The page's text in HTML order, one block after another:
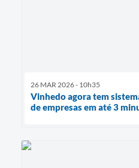
26 MAR 2026 - 10h35
Vinhedo agora tem
de empresas em até 3